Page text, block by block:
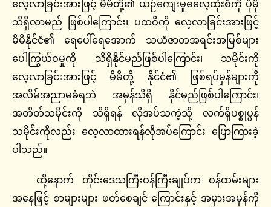
လေ့လာခြင်းအားဖြင့် မိမိတို့၏ ယဉ်ကျေးမှုဓလေ့ထုံးစံကို ပိုမို
သိရှိလာမည် ဖြစ်ပါကြောင်း၊ ပထဝီကို လေ့လာခြင်းအားဖြင့်
မိမိနိုင်ငံ၏ ရေပေါ်ရေအောက် သယံဇာတအရင်းအမြစ်များ
ပေါကြွယ်ဝမှုကို သိရှိနိုင်မည်ဖြစ်ပါကြောင်း၊ သမိုင်းကို
လေ့လာခြင်းအားဖြင့် မိမိတို့ နိုင်ငံ၏ ဖြစ်ရပ်မှန်များကို
အလိမ်အညာမခံရဘဲ အမှန်သိရှိ နိုင်မည်ဖြစ်ပါကြောင်း၊
အတိတ်သမိုင်းကို သိရှိရန် လိုအပ်သကဲ့သို့ လက်ရှိပစ္စုပ္ပန်
သမိုင်းကိုလည်း လေ့လာထားရန်လိုအပ်ကြောင်း ပြောကြားခဲ့
ပါသည်။
ထို့နောက် တိုင်းဒေသကြီးဝန်ကြီးချုပ်က ဝန်ထမ်းများ
အနေဖြင့် စာများများ ဖတ်စေချင် ကြောင်းနှင့် အမှားအမှန်ကို